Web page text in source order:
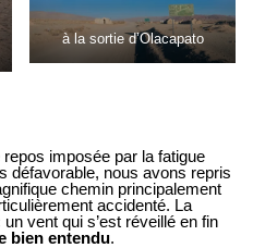
à la sortie d’Olacapato
imposée par la fatigue
défavorable, nous avons repris
chemin principalement
accidenté. La
vent qui s’est réveillé en fin
bien entendu.